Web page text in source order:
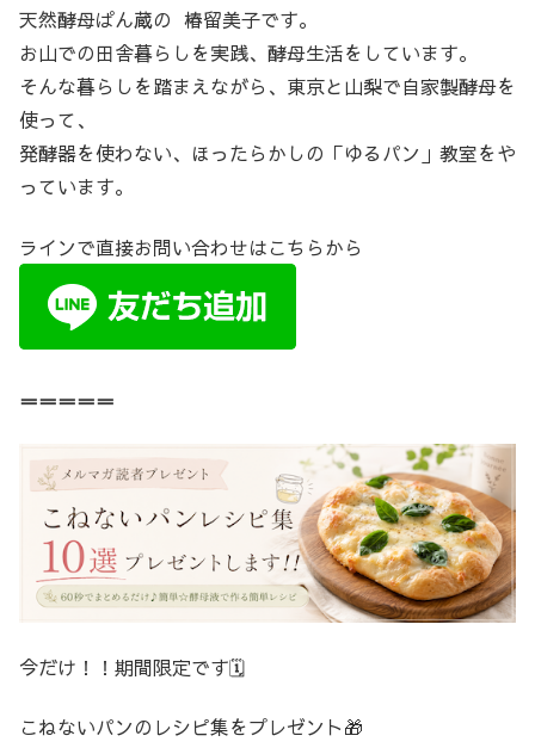
天然酵母ぱん蔵の 椿留美子です。
お山での田舎暮らしを実践、酵母生活をしています。
そんな暮らしを踏まえながら、東京と山梨で自家製酵母を
使って、
発酵器を使わない、ほったらかしの「ゆるパン」教室をや
っています。
ラインで直接お問い合わせはこちらから
＝＝＝＝＝
今だけ！！期間限定です🗓️
こねないパンのレシピ集をプレゼント🎁